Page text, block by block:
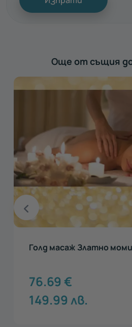
Още от същия
Голд масаж Златно
76.69 €
149.99 лв.